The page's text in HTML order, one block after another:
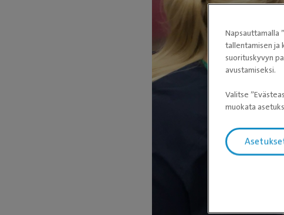
Napsauttamalla
tallentamisen ja
suorituskyvyn
avustamiseksi.
Valitse
muokata